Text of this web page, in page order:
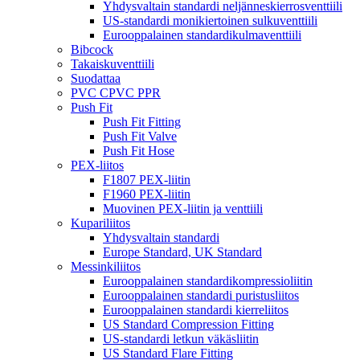
Yhdysvaltain standardi neljänneskierrosventtiili
US-standardi monikiertoinen sulkuventtiili
Eurooppalainen standardikulmaventtiili
Bibcock
Takaiskuventtiili
Suodattaa
PVC CPVC PPR
Push Fit
Push Fit Fitting
Push Fit Valve
Push Fit Hose
PEX-liitos
F1807 PEX-liitin
F1960 PEX-liitin
Muovinen PEX-liitin ja venttiili
Kupariliitos
Yhdysvaltain standardi
Europe Standard, UK Standard
Messinkiliitos
Eurooppalainen standardikompressioliitin
Eurooppalainen standardi puristusliitos
Eurooppalainen standardi kierreliitos
US Standard Compression Fitting
US-standardi letkun väkäsliitin
US Standard Flare Fitting